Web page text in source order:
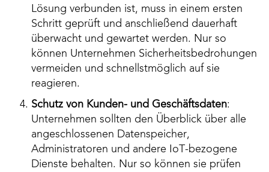
Lösung verbunden ist, muss in einem ersten
Schritt geprüft und anschließend dauerhaft
überwacht und gewartet werden. Nur so
können Unternehmen Sicherheitsbedrohungen
vermeiden und schnellstmöglich auf sie
reagieren.
Schutz von Kunden- und Geschäftsdaten:
Unternehmen sollten den Überblick über alle
angeschlossenen Datenspeicher,
Administratoren und andere IoT-bezogene
Dienste behalten. Nur so können sie prüfen